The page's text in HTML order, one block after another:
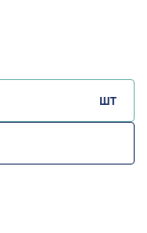
шт